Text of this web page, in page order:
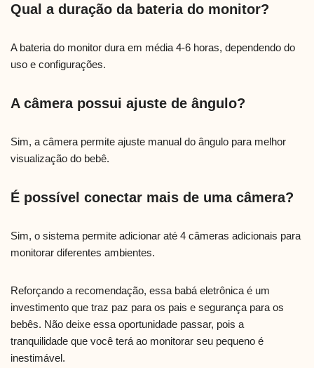
Qual a duração da bateria do monitor?
A bateria do monitor dura em média 4-6 horas, dependendo do
uso e configurações.
A câmera possui ajuste de ângulo?
Sim, a câmera permite ajuste manual do ângulo para melhor
visualização do bebê.
É possível conectar mais de uma câmera?
Sim, o sistema permite adicionar até 4 câmeras adicionais para
monitorar diferentes ambientes.
Reforçando a recomendação, essa babá eletrônica é um
investimento que traz paz para os pais e segurança para os
bebês. Não deixe essa oportunidade passar, pois a
tranquilidade que você terá ao monitorar seu pequeno é
inestimável.